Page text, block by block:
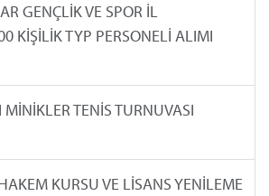
GENÇLİK VE SPOR İL
KİŞİLİK TYP PERSONELİ ALIMI
TENİS TURNUVASI
KURSU VE LİSANS YENİLEME